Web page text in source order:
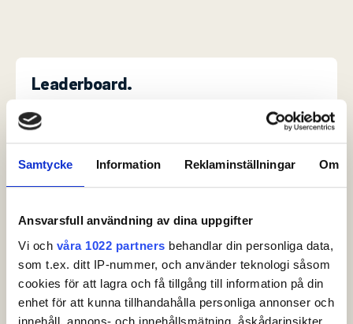
Samtycke Information Reklaminställningar Om
Ansvarsfull användning av dina uppgifter
Vi och våra 1022 partners behandlar din personliga data,
som t.ex. ditt IP-nummer, och använder teknologi såsom
cookies för att lagra och få tillgång till information på din
enhet för att kunna tillhandahålla personliga annonser och
innehåll, annons- och innehållsmätning, åskådarinsikter
Leaderboard.
Pos Namn
BLOMSTRAND, Christofer
3 HJELM, Rasmus -4
4 ANDERSSON, Gustav